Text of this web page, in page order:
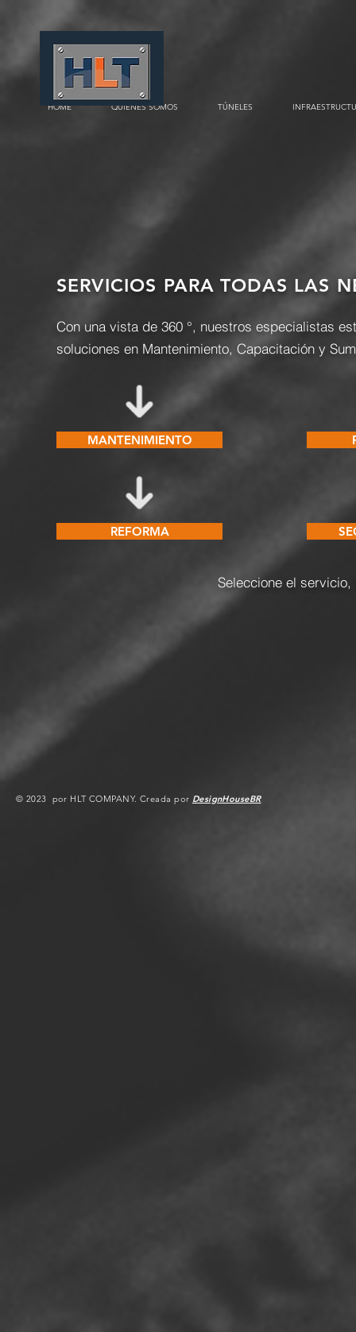
HOME QUIÉNES SOMOS TÚNELES
SERVICIOS PARA TODAS LAS
Con una vista de 360 °, nuestros especialistas
soluciones en Mantenimiento, Capacitación y
MANTENIMIENTO
REFORMA
Seleccione el
© 2023 por HLT COMPANY. Creada por DesignHouseBR